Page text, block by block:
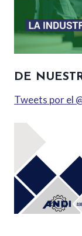
DE
Tweets por el